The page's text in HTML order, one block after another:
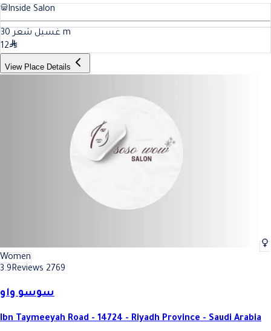
Inside Salon
غسيل شعر 30
m
12
View Place Details
Women
3.9Reviews 2769
سوسو واو
Ibn Taymeeyah Road - 14724 - Riyadh Province - Saudi Arabia